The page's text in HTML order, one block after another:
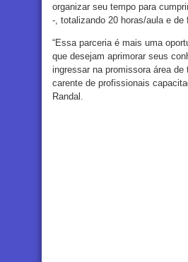
organizar seu tempo para
-, totalizando 20 horas/aula e de
“Essa parceria é mais uma
que desejam aprimorar seus
ingressar na promissora área de
carente de profissionais
Randal.